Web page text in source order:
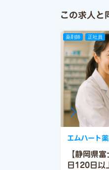
この求人と
薬剤師 正社員
【静岡県
日120日以
エムハート